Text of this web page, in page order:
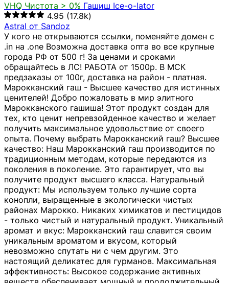
VHQ Чистота > 0% Гашиш Ice-o-lator
4.95 (17.8k)
Astral от Sandoz
У кого не открываются ссылки, поменяйте домен с
.in на .one Возможна доставка опта во все крупные
города РФ от 500 г! За ценами и сроками
обращайтесь в ЛС! РАБОТА от 1500р. В МСК
предзаказы от 100г, доставка на район - платная.
Марокканский гаш - Высшее качество для истинных
ценителей! Добро пожаловать в мир элитного
Марокканского гашиша! Этот продукт создан для
тех, кто ценит непревзойденное качество и желает
получить максимальное удовольствие от своего
опыта. Почему выбрать Марокканский гаш? Высшее
качество: Наш Марокканский гаш производится по
традиционным методам, которые передаются из
поколения в поколение. Это гарантирует, что вы
получите продукт высшего класса. Натуральный
продукт: Мы используем только лучшие сорта
конопли, выращенные в экологически чистых
районах Марокко. Никаких химикатов и пестицидов
- только чистый и натуральный продукт. Уникальный
аромат и вкус: Марокканский гаш славится своим
уникальным ароматом и вкусом, который
невозможно спутать ни с чем другим. Это
настоящий деликатес для гурманов. Максимальная
эффективность: Высокое содержание активных